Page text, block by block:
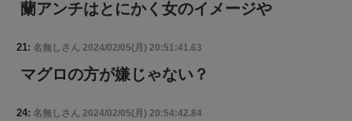
蘭アンチはとにかく女のイメージや
21: 名無しさん 2024/02/05(月) 20:51:41.63
マグロの方が嫌じゃない？
24: 名無しさん 2024/02/05(月) 20:54:42.84